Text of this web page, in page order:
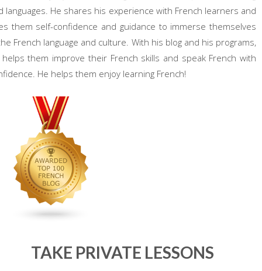
languages. He shares his experience with French learners and
them self-confidence and guidance to immerse themselves
French language and culture. With his blog and his programs,
them improve their French skills and speak French with
He helps them enjoy learning French!
TAKE PRIVATE LESSONS